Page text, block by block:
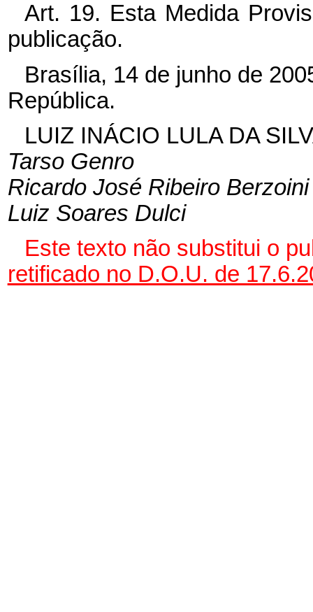
Art. 19. Esta Medida
publicação.
Brasília, 14 de junho de
República.
LUIZ INÁCIO LULA DA
Tarso Genro
Ricardo José Ribeiro Berzoini
Luiz Soares Dulci
Este texto não substitui o
retificado no D.O.U. de